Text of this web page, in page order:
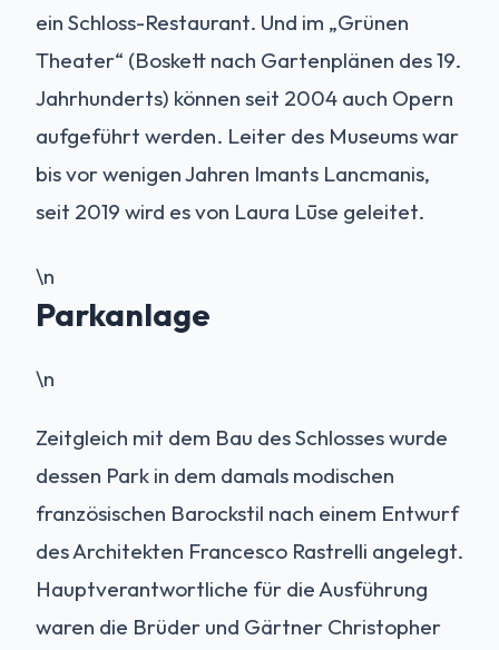
ein Schloss-Restaurant. Und im „Grünen
Theater“ (Boskett nach Gartenplänen des 19.
Jahrhunderts) können seit 2004 auch Opern
aufgeführt werden. Leiter des Museums war
bis vor wenigen Jahren Imants Lancmanis,
seit 2019 wird es von Laura Lūse geleitet.
\n
Parkanlage
\n
Zeitgleich mit dem Bau des Schlosses wurde
dessen Park in dem damals modischen
französischen Barockstil nach einem Entwurf
des Architekten Francesco Rastrelli angelegt.
Hauptverantwortliche für die Ausführung
waren die Brüder und Gärtner Christopher